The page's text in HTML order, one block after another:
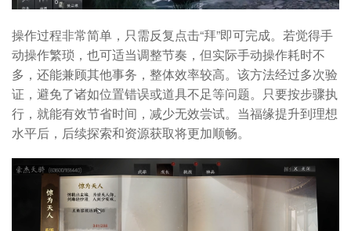
操作过程非常简单，只需反复点击“拜”即可完成。若觉得手
动操作繁琐，也可适当调整节奏，但实际手动操作耗时不
多，还能兼顾其他事务，整体效率较高。该方法经过多次验
证，避免了诸如位置错误或道具不足等问题。只要按步骤执
行，就能有效节省时间，减少无效尝试。当福缘提升到理想
水平后，后续探索和资源获取将更加顺畅。